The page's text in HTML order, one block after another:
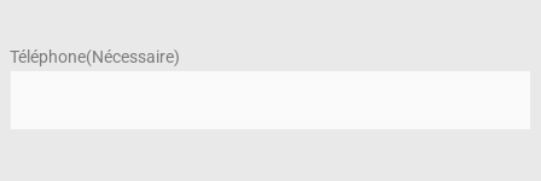
Téléphone(Nécessaire)